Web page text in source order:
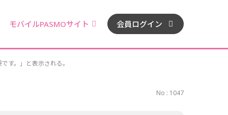
モバイルPASMOサイト 会員ログイン
す。」と表示される。
No : 1047